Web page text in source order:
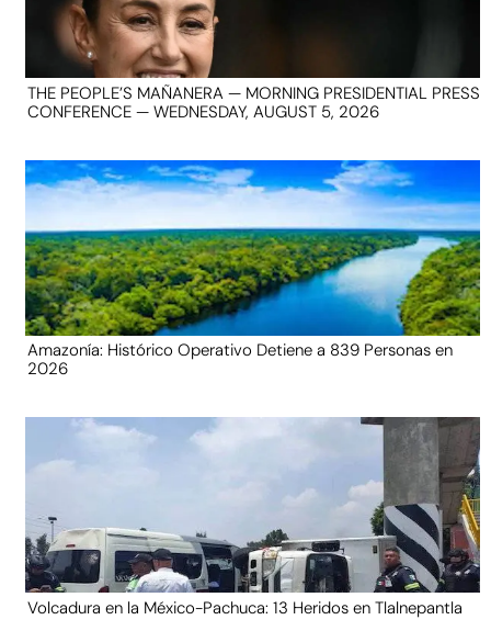
THE PEOPLE’S MAÑANERA — MORNING PRESIDENTIAL PRESS
CONFERENCE — WEDNESDAY, AUGUST 5, 2026
Amazonía: Histórico Operativo Detiene a 839 Personas en
2026
Volcadura en la México-Pachuca: 13 Heridos en Tlalnepantla